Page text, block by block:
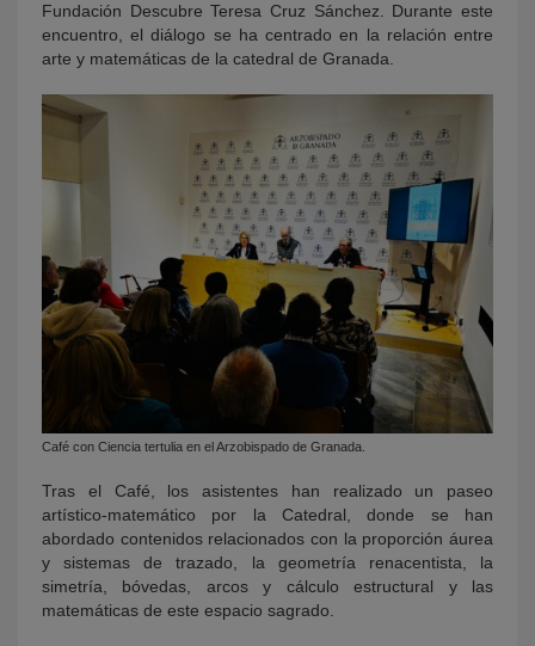
Fundación Descubre Teresa Cruz Sánchez. Durante este
encuentro, el diálogo se ha centrado en la relación entre
arte y matemáticas de la catedral de Granada.
Café con Ciencia tertulia en el Arzobispado de Granada.
Tras el Café, los asistentes han realizado un paseo
artístico-matemático por la Catedral, donde se han
abordado contenidos relacionados con la proporción áurea
y sistemas de trazado, la geometría renacentista, la
simetría, bóvedas, arcos y cálculo estructural y las
matemáticas de este espacio sagrado.